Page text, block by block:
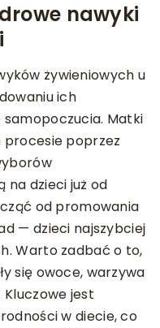
nawyki
żywieniowych u
ich
samopoczucia. Matki
poprzez
na dzieci już od
od promowania
— dzieci najszybciej
Warto zadbać o to,
się owoce, warzywa
jest
w diecie, co